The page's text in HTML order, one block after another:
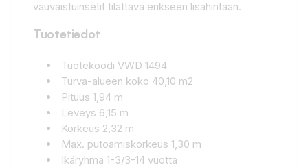
vauvaistuinsetit tilattava erikseen lisähintaan.
Tuotetiedot
Tuotekoodi VWD 1494
Turva-alueen koko 40,10 m2
Pituus 1,94 m
Leveys 6,15 m
Korkeus 2,32 m
Max. putoamiskorkeus 1,30 m
Ikäryhmä 1-3/3-14 vuotta